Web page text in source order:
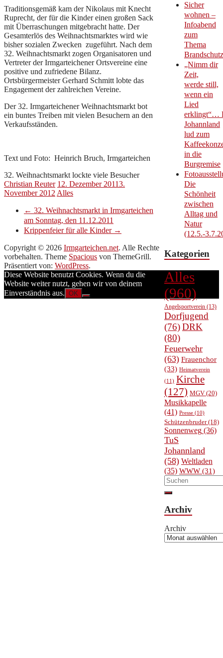
Traditionsgemäß kam der Nikolaus mit Knecht
Ruprecht, der für die Kinder einen großen Sack
mit Überraschungen mitgebracht hatte. Der
Gesamterlös des Weihnachtsmarktes wird wie
bisher sozialen Zwecken zugeführt. Nach dem
32. Weihnachtsmarkt zogen Organisatoren und
Vertreter der Irmgarteichener Ortsvereine eine
positive und zufriedene Bilanz.
Ortsbürgermeister Gerhard Schmitt lobte das
Engagement der zahlreichen Vereine.
Der 32. Irmgarteichener Weihnachtsmarkt bot
ein buntes Treiben mit vielen Besuchern an den
Verkaufsständen.
Text und Foto: Heinrich Bruch, Irmgarteichen
32. Weihnachtsmarkt lockte viele Besucher
Christian Reuter 12. Dezember 20113.
November 2012 Alles
← 32. Weihnachtsmarkt in Irmgarteichen
am Sonntag, den 11.12.2011
Krippenfeier für alle Kinder →
Sicher
wohnen –
Infoabend
zum
Thema
Brandschutz
„Nimm dir
Zeit,
werde still,
wenn ein
Lied
erklingt“…
Johannland
lud zum
in die
Burgremise
Die
Schönheit
zwischen
Alltag und
Natur
(12.5.-
Kategorien
Alles
(960)
Angelsportverein(13)
Dorfjugend
(76)DRK
(80)
Feuerwehr
(63) Frauenchor
(33) Heimatverein
(11) Kirche
(127) MGV(20)
Musikkapelle
(41) Presse(10)
Schützenbruder(18)
Sonnenweg(36)
TuS
Johannland
(58) Weltladen
(35) WWW(31)
Archiv
Archiv
Copyright © 2026 Irmgarteichen.net. Alle Rechte
vorbehalten. Theme Spacious von ThemeGrill.
Präsentiert von: WordPress.
Diese Website benutzt Cookies. Wenn du die
Website weiter nutzt, gehen wir von deinem
Einverständnis aus. OK